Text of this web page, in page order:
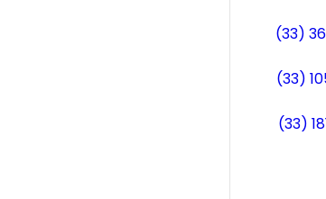
(33)
(33)
(33)